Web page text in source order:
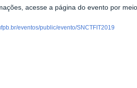
acesse a página do evento por
eventos/public/evento/SNCTFIT2019